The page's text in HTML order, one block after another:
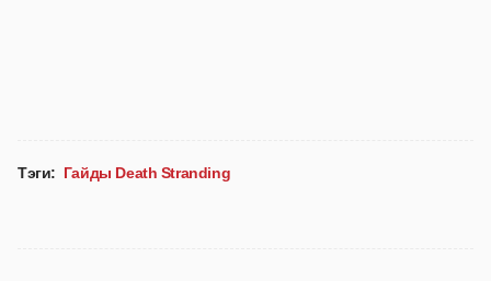
Тэги: Гайды Death Stranding